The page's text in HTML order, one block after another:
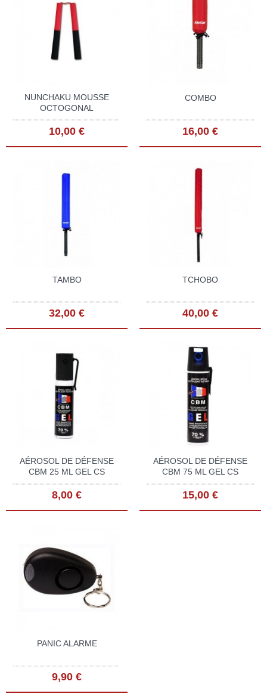
NUNCHAKU MOUSSE
OCTOGONAL
10,00 €
COMBO
16,00 €
TAMBO
32,00 €
TCHOBO
40,00 €
AÉROSOL DE DÉFENSE
CBM 25 ML GEL CS
8,00 €
AÉROSOL DE DÉFENSE
CBM 75 ML GEL CS
15,00 €
PANIC ALARME
9,90 €